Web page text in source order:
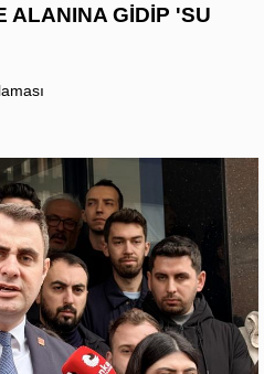
ALANINA GİDİP 'SU